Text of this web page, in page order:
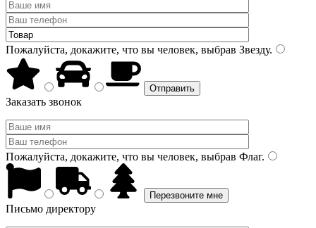
Пожалуйста, докажите, что вы человек, выбрав Звезду.
Заказать звонок
Пожалуйста, докажите, что вы человек, выбрав Флаг.
Письмо директору